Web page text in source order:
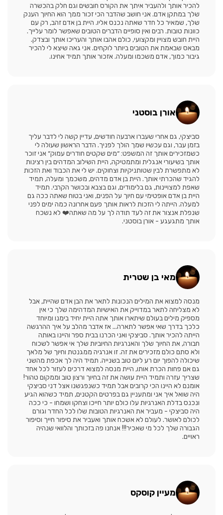
להכיר אותך ולהעביר איתך את הקורס חובשים וגם חלק בהכשרה
שלך במתקן אדם. אני חושב שהדבר הכי זכור ממך הוא החיוך הענק
שלך, שמאיר כל חדר שאתה נכנס אליו. היית בן אדם זהב, רק עם
כוונות טובות. רבים ואין סופיים הדברים הטובים שאפשר לומר עלייך.
היית חובש מצויין ומקצועי, כולם אהבו אותך והעריכו אותך ובצדק.
מבאס שבאמת את הטובים ביותר לוקחים. אני גאה שיצא לי להכיר
גיבור כמוך, אדם משכמו ומעלה. אזכור אותך תמיד אחינו.
אורן בוסטני
סביצקי, גם אחרי שעברו ארבעה חודשים, עדיין קשה לי לדבר עליך
בזמן עבר, וגם עכשיו שמך הולך לפניך. הדבר הראשון שעולה לי
כשמזכירים אותך זה המשפט: ״מים שקטים חודרים עמוק״ אני זוכר
אותך בשיעורי אנגלית ומתמטיקה, היית השילוב המדהים בין רצינות
לא מתפשרת לבין שטותניקיות וצחוקים. יש לי את הכבוד ואת הזכות
להגיד שהכרתי אותך. היית בן אדם מדהים, משכמך ומעלה, תמיד
שאפת למצויינות, גם בלימודים, וגם בצבא ובכושר הקרבי. תמיד
היית בן אדם אופטימי עם חיוך על הפנים, ואני בטוח שאתה ככה גם
למעלה. הייתה לי הזכות לראות אותך פעם אחרונה כמה ימים לפני
שנפלת אנצור את זה לעד תודה לך על מה שאתה❤️ לא נשכח
אותך מתגעגע - אורן בוסטני.
מאי בן שטרית
מנסה למצוא את המילים הנכונות לתאר את הבן אדם שהיית, אבל
לא מצליחה לתאר במדוייק את האישיות המדהימה שלך כי אין
מספיק מילים בעולם שיתארו אותך אתה היית יחיד בימנו ומיוחד
כלכך בדרך שאי אפשר לתארה... אז אדבר מהלב על איך ההרגשה
הייתה להכיר אותך. סביצקי ואני הכרנו בבית ספר והיינו באותה
חבורה, את החיוך שלך והאנרגיות החיוביות שלך אי אפשר לשכוח
ולא סתם כולם מזכירים את זה. זו אנרגיה ממגנטת וחיוך של מלאך
שיכולה להפוך יום רע ליום טוב בשנייה. תמיד היה לך אכפת מהשני
גם אם פחות הכרת אותו, היית מנסה למצוא דרכים לעזור לכל אחד
שצריך עזרה ותמיד היית עושה את זה בחיוך ורצון טוב וממקום טהור!
אומנם לא היינו הכי קרובים אבל תמיד כשנפגשנו אצל דני סביצקי
היה שואל איך אני ומתעניין גם בפרטים הקטנים, תמיד כשהוא הגיע
ונכנס בדלת האנרגיות עלו כולם יותר חייכו וצחקו ושמחו - כי ככה
היה סביצקי - מעביר את האנרגיות הטובות שלו לכל החדר וגורם
לכולם לאושר. לעולם לא אשכח אותך ואעביר את סיפור חייך וסיפור
הגבורה שלך לכל מי שאכיר!!! אנחנו פה בזכותך והלוואי שנהיה
ראויים.
מעיין קוסקס